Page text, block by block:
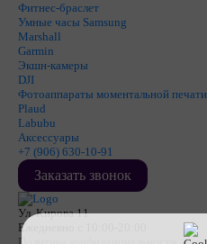
Фитнес-браслет
Умные часы Samsung
Marshall
Garmin
Экшн-камеры
DJI
Фотоаппараты моментальной печати
Plaud
Labubu
Аксессуары
+7 (906) 630-10-91
Заказать звонок
Ул. Кирова 11
Ежедневно с 10:00-20:00